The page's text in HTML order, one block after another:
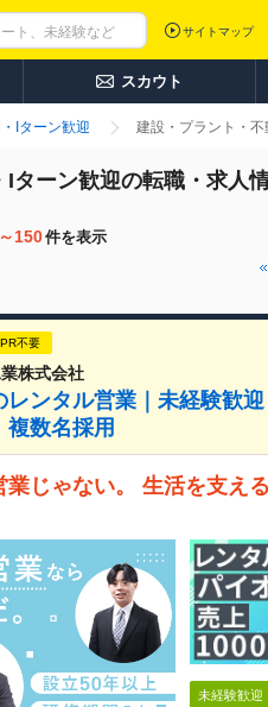
サイトマップ
スカウト
Iターン歓迎 建設・プラント・
ターン歓迎の転職・求人
150件を表示
不要
株式会社
レンタル営業｜未経験歓
複数名採用
業じゃない。 生活を支え
未経験歓迎